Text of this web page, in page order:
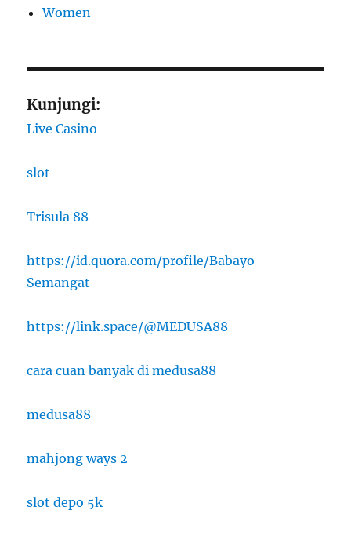
Women
Kunjungi:
Live Casino
slot
Trisula 88
https://id.quora.com/profile/Babayo-
Semangat
https://link.space/@MEDUSA88
cara cuan banyak di medusa88
medusa88
mahjong ways 2
slot depo 5k